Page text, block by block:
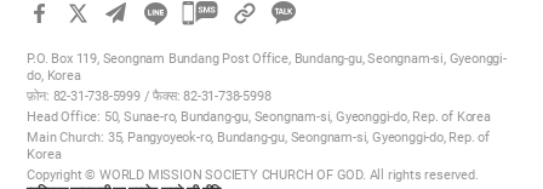
카
오
톡
공
P.O. Box 119, Seongnam Bundang Post Office, Bundang-gu, Seongnam-si, Gyeonggi-
do, Korea
फ़ोन: 82-31-738-5999 / फैक्स: 82-31-738-5998
Head Office: 50, Sunae-ro, Bundang-gu, Seongnam-si, Gyeonggi-do, Rep. of Korea
Main Church: 35, Pangyoyeok-ro, Bundang-gu, Seongnam-si, Gyeonggi-do, Rep. of
Korea
Copyright © WORLD MISSION SOCIETY CHURCH OF GOD. All rights reserved.